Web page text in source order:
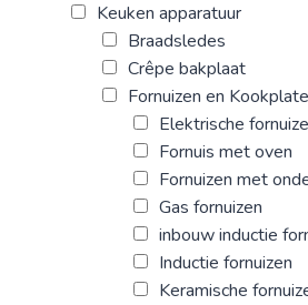
Keuken apparatuur
Braadsledes
Crêpe bakplaat
Fornuizen en
Elektrische
Fornuis met oven
Fornuizen met
Gas fornuizen
inbouw inductie
Inductie fornuizen
Keramische